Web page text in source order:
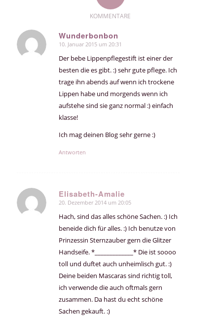
KOMMENTARE
Wunderbonbon
sagte:
10. Januar 2015 um 20:31
Der bebe Lippenpflegestift ist einer der
besten die es gibt. :) sehr gute pflege. Ich
trage ihn abends auf wenn ich trockene
Lippen habe und morgends wenn ich
aufstehe sind sie ganz normal :) einfach
klasse!
Ich mag deinen Blog sehr gerne :)
Antworten
Elisabeth-Amalie
sagte:
20. Dezember 2014 um 20:05
Hach, sind das alles schöne Sachen. :) Ich
beneide dich für alles. :) Ich benutze von
Prinzessin Sternzauber gern die Glitzer
Handseife. *_____________* Die ist soooo
toll und duftet auch unheimlisch gut. :)
Deine beiden Mascaras sind richtig toll,
ich verwende die auch oftmals gern
zusammen. Da hast du echt schöne
Sachen gekauft. :)